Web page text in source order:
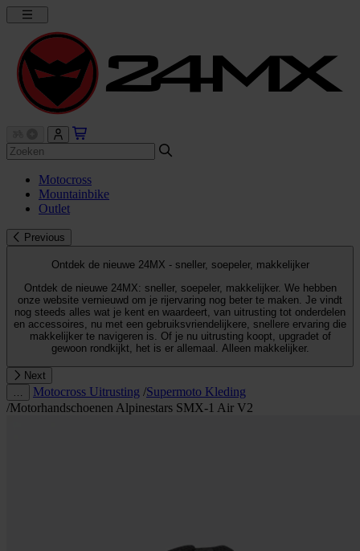
Motocross
Mountainbike
Outlet
Previous
Ontdek de nieuwe 24MX - sneller, soepeler, makkelijker
Ontdek de nieuwe 24MX: sneller, soepeler, makkelijker. We hebben
onze website vernieuwd om je rijervaring nog beter te maken. Je vindt
nog steeds alles wat je kent en waardeert, van uitrusting tot onderdelen
en accessoires, nu met een gebruiksvriendelijkere, snellere ervaring die
makkelijker te navigeren is. Of je nu uitrusting koopt, upgradet of
gewoon rondkijkt, het is er allemaal. Alleen makkelijker.
Next
Motocross Uitrusting /Supermoto Kleding
/Motorhandschoenen Alpinestars SMX-1 Air V2